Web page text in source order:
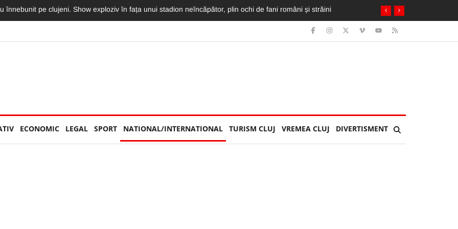
o declarație de dragoste greu de egalat. Vlad: „Mama, te iubesc mai mult ca pe «U»”
ECONOMIC LEGAL SPORT NATIONAL/INTERNATIONAL TURISM CLUJ VREMEA CLUJ DIVERTISMENT